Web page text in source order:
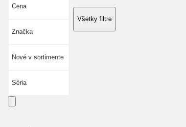
Cena
Značka
Nové v sortimente
Séria
Všetky filtre